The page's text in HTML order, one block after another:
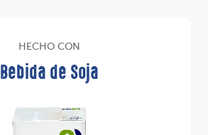
HECHO CON
Bebida de Soja